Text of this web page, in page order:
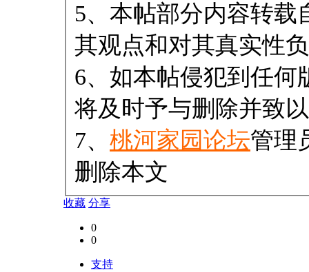
5、本帖部分内容转载
其观点和对其真实性
6、如本帖侵犯到任何
将及时予与删除并致
7、 桃河家园论坛管理
删除本文
收藏 分享
0
0
支持